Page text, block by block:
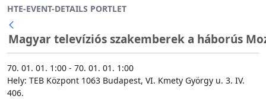
Ugrás a fő tartalomhoz
HTE-EVENT-DETAILS PORTLET
Magyar televíziós szakemberek a háborús
70. 01. 01. 1:00 - 70. 01. 01. 1:00
Hely: TEB Központ 1063 Budapest, VI. Kmety György u. 3. IV.
406.